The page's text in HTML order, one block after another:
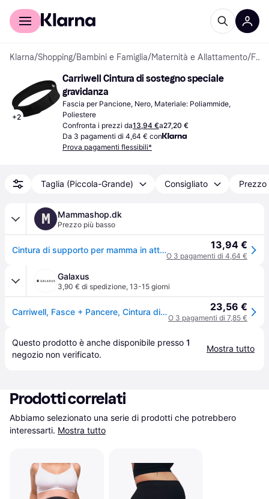
Per il tuo shopping
Klarna/Shopping/Bambini e Famiglia/Maternità e Allattamento/ Fasce per Pancione
+2
Carriwell Cintura di sostegno speciale
gravidanza
Fascia per Pancione, Nero, Materiale: Poliammide,
Poliestere
Confronta i prezzi da13,94 €a27,20 €
Da 3 pagamenti di 4,64 € con
Prova pagamenti flessibili*
Taglia (Piccola-Grande) Consigliato
M Mammashop.dk
Prezzo più basso
Cintura di supporto per mamma in attesa regolabile in velcro - nera L/XL 13,94 €
O 3 pagamenti di 4,64 €
Galaxus
3,90 € di spedizione, 13-15 giorni
Carriwell, Fasce + Pancere, Cintura di supporto, Nero, (M, S) 23,56 €
O 3 pagamenti di 7,85 €
Questo prodotto è anche disponibile presso 1
negozio non verificato.
Mostra tutto
Prodotti correlati
Abbiamo selezionato una serie di prodotti che potrebbero
interessarti. Mostra tutto